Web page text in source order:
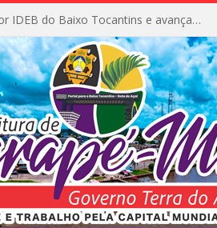
Igarapé-Miri conquista o melhor IDEB do Baixo Tocantins e avança na qualidade da educação pública